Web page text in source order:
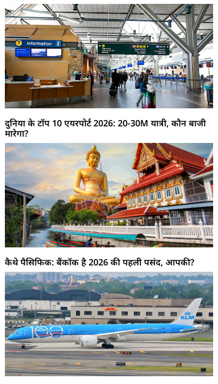
दुनिया के टॉप 10 एयरपोर्ट 2026: 20-30M यात्री, कौन बाजी
मारेगा?
कैथे पैसिफिक: बैंकॉक है 2026 की पहली पसंद, आपकी?